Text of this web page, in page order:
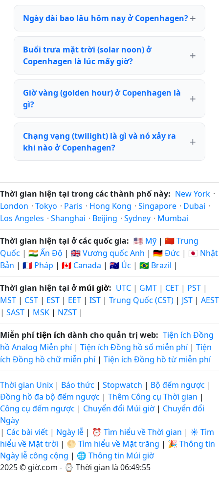
Ngày dài bao lâu hôm nay ở Copenhagen?
Buổi trưa mặt trời (solar noon) ở
Copenhagen là lúc mấy giờ?
Giờ vàng (golden hour) ở Copenhagen là
gì?
Chạng vạng (twilight) là gì và nó xảy ra
khi nào ở Copenhagen?
Thời gian hiện tại trong các thành phố này: New York ·
London · Tokyo · Paris · Hong Kong · Singapore · Dubai ·
Los Angeles · Shanghai · Beijing · Sydney · Mumbai
Thời gian hiện tại ở các quốc gia: 🇺🇸 Mỹ | 🇨🇳 Trung
Quốc | 🇮🇳 Ấn Độ | 🇬🇧 Vương quốc Anh | 🇩🇪 Đức | 🇯🇵 Nhật
Bản | 🇫🇷 Pháp | 🇨🇦 Canada | 🇦🇺 Úc | 🇧🇷 Brazil |
Thời gian hiện tại ởmúi giờ: UTC | GMT | CET | PST |
MST | CST | EST | EET | IST | Trung Quốc (CST) | JST | AEST
| SAST | MSK | NZST |
Miễn phítiện ích dành cho quản trị web: Tiện ích Đồng
hồ Analog Miễn phí| Tiện ích Đồng hồ số miễn phí| Tiện
ích Đồng hồ chữ miễn phí| Tiện ích Đồng hồ từ miễn phí
Thời gian Unix | Báo thức | Stopwatch | Bộ đếm ngược |
Đồng hồ đa bộ đếm ngược | Thêm Công cụ Thời gian |
Công cụ đếm ngược | Chuyển đổi Múi giờ | Chuyển đổi
Ngày
| Các bài viết | Ngày lễ | ⏰ Tìm hiểu về Thời gian | ☀️ Tìm
hiểu về Mặt trời | 🌕 Tìm hiểu về Mặt trăng | 🎉 Thông tin
Ngày lễ công cộng | 🌐 Thông tin Múi giờ
2025 © giờ.com - ⌚ Thời gian là 06:49:56